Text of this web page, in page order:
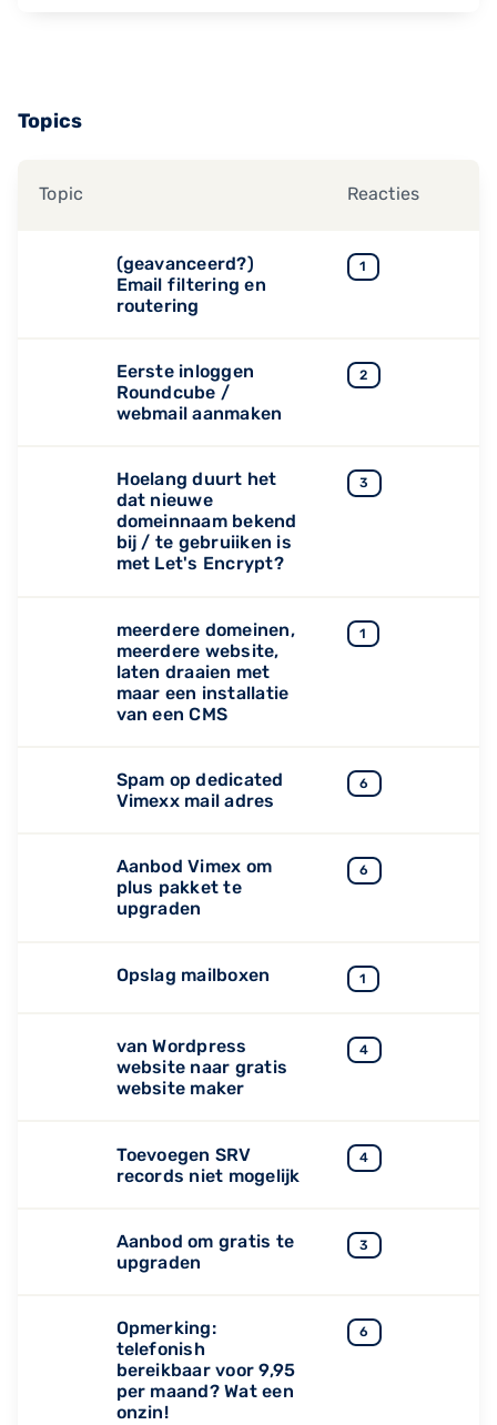
Topics
Topic Reacties
(geavanceerd?)
Email filtering en
routering
1
Eerste inloggen
Roundcube /
webmail aanmaken
2
Hoelang duurt het
dat nieuwe
domeinnaam bekend
bij / te gebruiiken is
met Let's Encrypt?
3
meerdere domeinen,
meerdere website,
laten draaien met
maar een installatie
van een CMS
1
Spam op dedicated
Vimexx mail adres
6
Aanbod Vimex om
plus pakket te
upgraden
6
Opslag mailboxen 1
van Wordpress
website naar gratis
website maker
4
Toevoegen SRV
records niet mogelijk
4
Aanbod om gratis te
upgraden
3
Opmerking:
telefonish
bereikbaar voor 9,95
per maand? Wat een
onzin!
6